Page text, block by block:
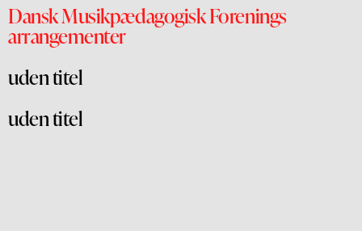
Dansk Musikpædagogisk Forenings
arrangementer
uden titel
uden titel